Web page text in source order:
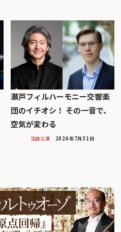
瀬戸フィルハーモニー交響楽
団のイチオシ！ その一音で、
空気が変わる
注目公演 2026年7月31日